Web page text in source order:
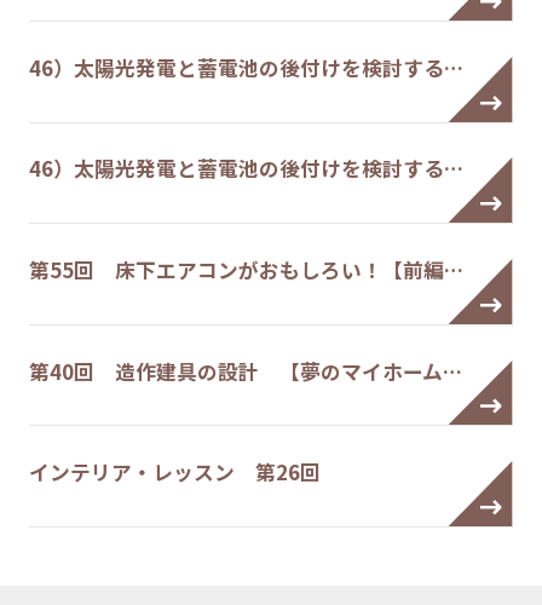
46）太陽光発電と蓄電池の後付けを検討する…
46）太陽光発電と蓄電池の後付けを検討する…
第55回 床下エアコンがおもしろい！【前編…
第40回 造作建具の設計 【夢のマイホーム…
インテリア・レッスン 第26回